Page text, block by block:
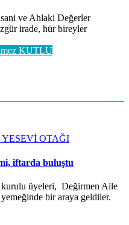
ve Ahlaki Değerler
irade, hür bireyler
KUTLU
OTAĞI
iftarda buluştu
üyeleri, Değirmen Aile
bir araya geldiler.